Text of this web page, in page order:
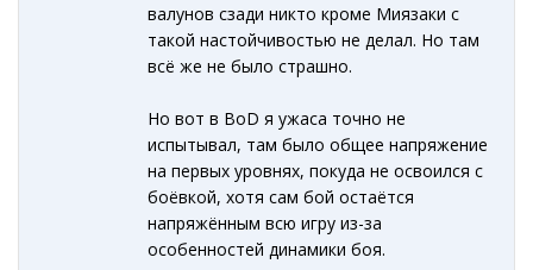
валунов сзади никто кроме Миязаки с
такой настойчивостью не делал. Но там
всё же не было страшно.
Но вот в BoD я ужаса точно не
испытывал, там было общее напряжение
на первых уровнях, покуда не освоился с
боёвкой, хотя сам бой остаётся
напряжённым всю игру из-за
особенностей динамики боя.